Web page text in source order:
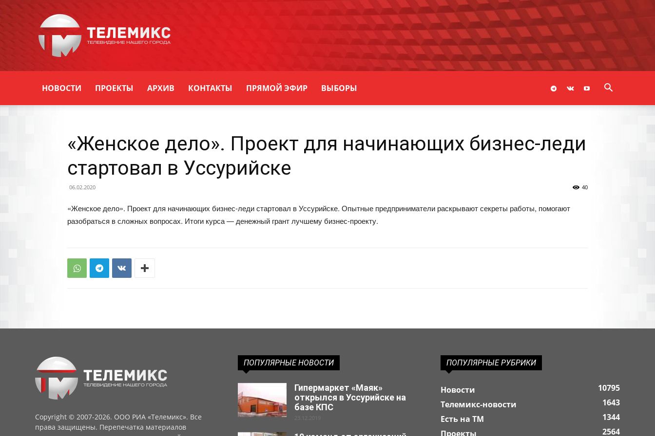
Уссурийска
НОВОСТИ ПРОЕКТЫ АРХИВ КОНТАКТЫ ПРЯМОЙ ЭФИР ВЫБОРЫ
«Женское дело». Проект для начинающих бизнес-леди
стартовал в Уссурийске
06.02.2020 40
«Женское дело». Проект для начинающих бизнес-леди стартовал в Уссурийске. Опытные предприниматели раскрывают секреты работы, помогают
разобраться в сложных вопросах. Итоги курса — денежный грант лучшему бизнес-проекту.
Copyright © 2007-2026. ООО РИА «Телемикс». Все
права защищены. Перепечатка материалов
ПОПУЛЯРНЫЕ НОВОСТИ
Гипермаркет «Маяк»
открылся в Уссурийске на
базе КПС
23.12.2019
ПОПУЛЯРНЫЕ РУБРИКИ
Новости
10795
Телемикс-новости
1643
Есть на ТМ
1344
Проекты
2564